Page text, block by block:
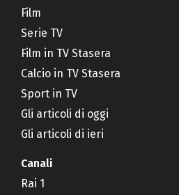
Film
Serie TV
Film in TV Stasera
Calcio in TV Stasera
Sport in TV
Gli articoli di oggi
Gli articoli di ieri
Canali
Rai 1